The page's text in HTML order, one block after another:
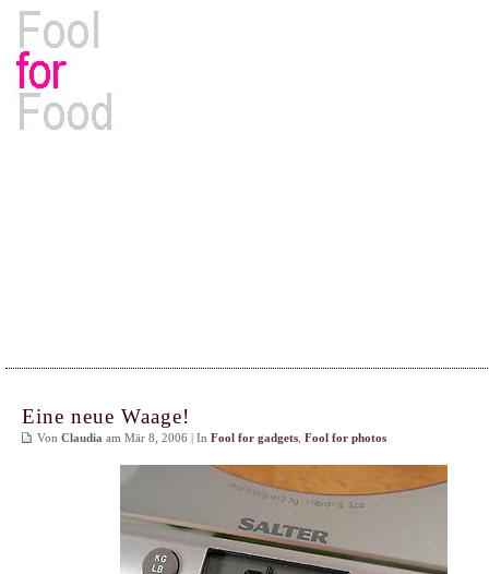
Eine neue Waage!
Von Claudia am Mär 8, 2006 | In Fool for gadgets Fool for photos